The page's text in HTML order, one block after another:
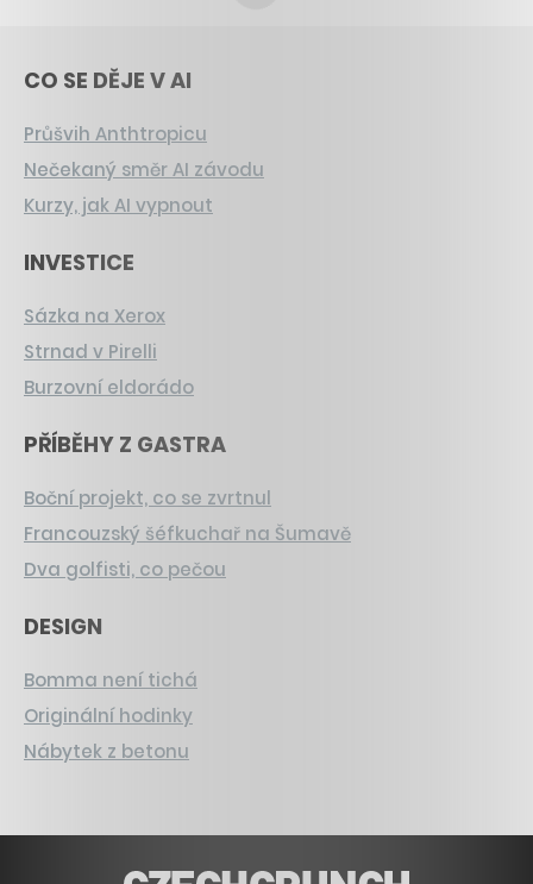
CO SE DĚJE V AI
Průšvih Anthtropicu
Nečekaný směr AI závodu
Kurzy, jak AI vypnout
INVESTICE
Sázka na Xerox
Strnad v Pirelli
Burzovní eldorádo
PŘÍBĚHY Z GASTRA
Boční projekt, co se zvrtnul
Francouzský šéfkuchař na Šumavě
Dva golfisti, co pečou
DESIGN
Bomma není tichá
Originální hodinky
Nábytek z betonu